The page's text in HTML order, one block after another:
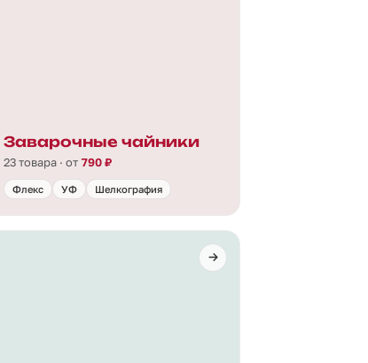
Заварочные чайники
23 товара · от 790 ₽
Флекс УФ Шелкография